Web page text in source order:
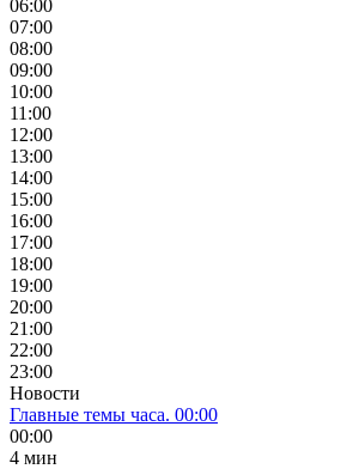
06:00
07:00
08:00
09:00
10:00
11:00
12:00
13:00
14:00
15:00
16:00
17:00
18:00
19:00
20:00
21:00
22:00
23:00
Новости
Главные темы часа. 00:00
00:00
4 мин